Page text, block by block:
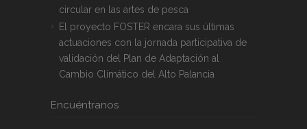
circular en las artes de pesca
El proyecto FOSTER encara sus últimas
actuaciones con la jornada participativa de
validación del Plan de Adaptación al
Cambio Climático del Alto Palancia
Encuéntranos